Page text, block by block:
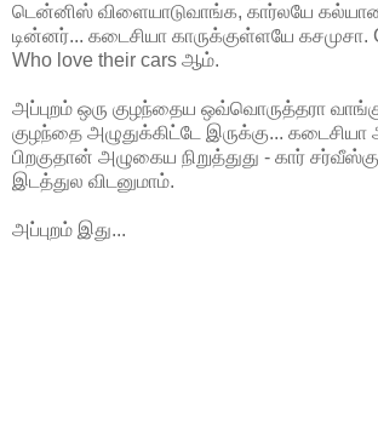
டென்னிஸ் விளையாடுவாங்க, கார்லயே
டின்னர்... கடைசியா காருக்குள்ளயே கசமுசா.
Who love their cars ஆம்.
அப்புறம் ஒரு குழந்தைய ஒவ்வொருத்தரா
குழந்தை அழுதுக்கிட்டே இருக்கு... கடைசியா
பிறகுதான் அழுகைய நிறுத்துது - கார்
இடத்துல விடனுமாம்.
அப்புறம் இது...